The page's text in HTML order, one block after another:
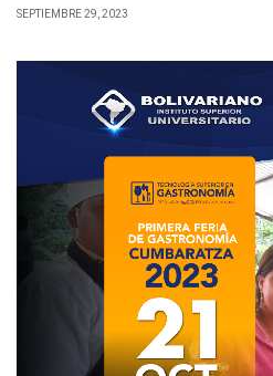
SEPTIEMBRE 29, 2023